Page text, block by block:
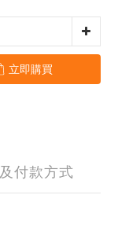
立即購買
付款方式